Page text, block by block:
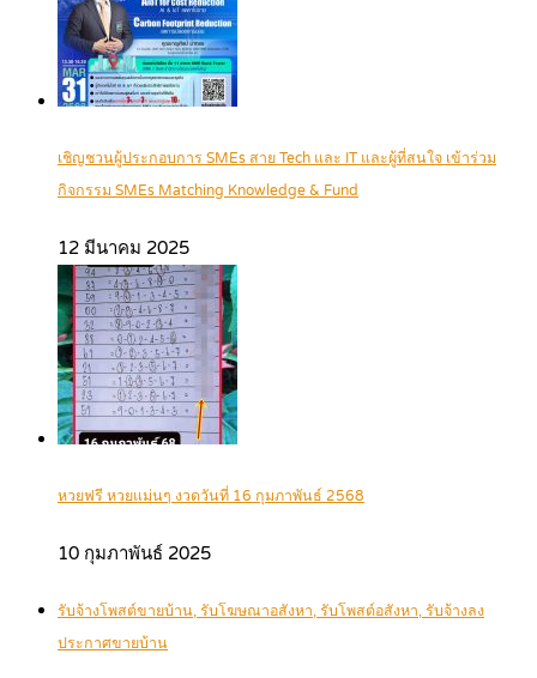
เชิญชวนผู้ประกอบการ SMEs สาย Tech และ IT และผู้ที่สนใจ เข้าร่วม
กิจกรรม SMEs Matching Knowledge & Fund
12 มีนาคม 2025
หวยฟรี หวยแม่นๆ งวดวันที่ 16 กุมภาพันธ์ 2568
10 กุมภาพันธ์ 2025
รับจ้างโพสต์ขายบ้าน, รับโฆษณาอสังหา, รับโพสต์อสังหา, รับจ้างลง
ประกาศขายบ้าน